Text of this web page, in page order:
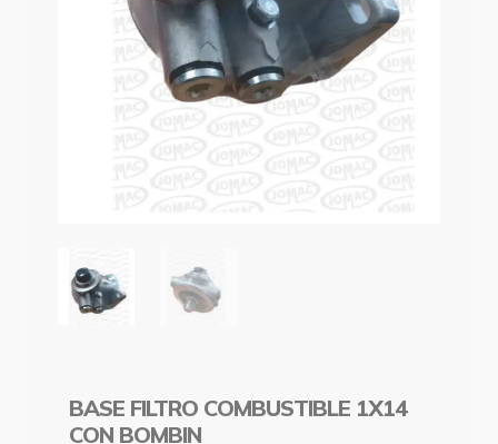
BASE FILTRO COMBUSTIBLE 1X14
CON BOMBIN